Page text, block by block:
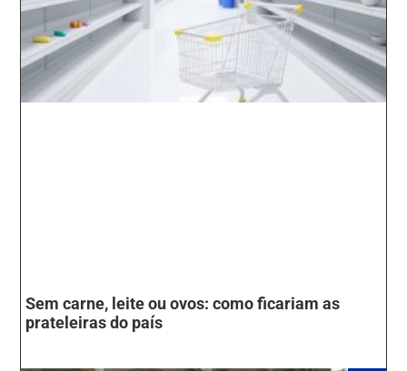
Sem carne, leite ou ovos: como ficariam as
prateleiras do país